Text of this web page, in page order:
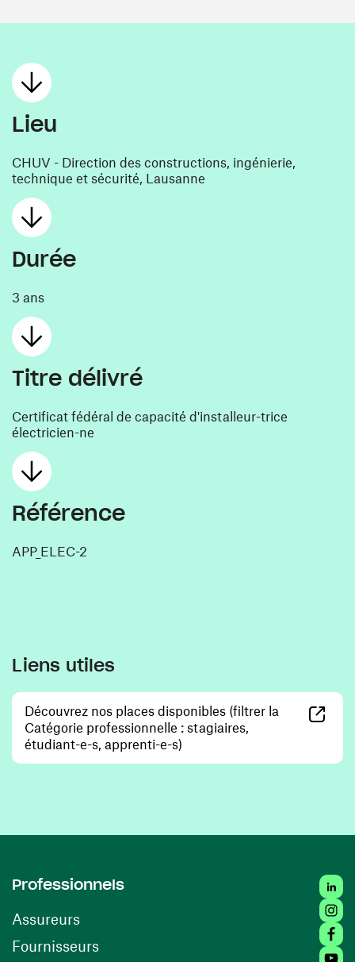
Lieu
CHUV - Direction des constructions, ingénierie,
technique et sécurité, Lausanne
Durée
3 ans
Titre délivré
Certificat fédéral de capacité d'installeur-trice
électricien-ne
Référence
APP_ELEC-2
Liens utiles
Découvrez nos places disponibles (filtrer la
Catégorie professionnelle : stagiaires,
étudiant-e-s, apprenti-e-s)
Professionnels
Assureurs
Fournisseurs(ouvre une nouvelle fenêtre)